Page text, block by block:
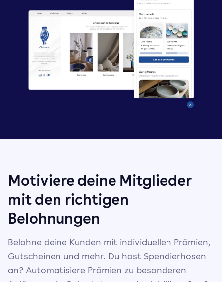
Motiviere deine Mitglieder
mit den richtigen
Belohnungen
Belohne deine Kunden mit individuellen Prämien,
Gutscheinen und mehr. Du hast Spendierhosen
an? Automatisiere Prämien zu besonderen